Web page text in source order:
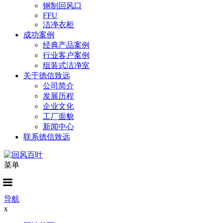
钢制回风口
FFU
洁净衣柜
成功案例
经典产品案例
行业客户案例
组装式洁净室
关于德信致远
公司简介
发展历程
企业文化
工厂面貌
新闻中心
联系德信致远
菜单
导航
x